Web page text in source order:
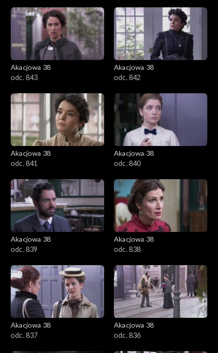
Akacjowa 38
odc. 843
Akacjowa 38
odc. 842
Akacjowa 38
odc. 841
Akacjowa 38
odc. 840
Akacjowa 38
odc. 839
Akacjowa 38
odc. 838
Akacjowa 38
odc. 837
Akacjowa 38
odc. 836